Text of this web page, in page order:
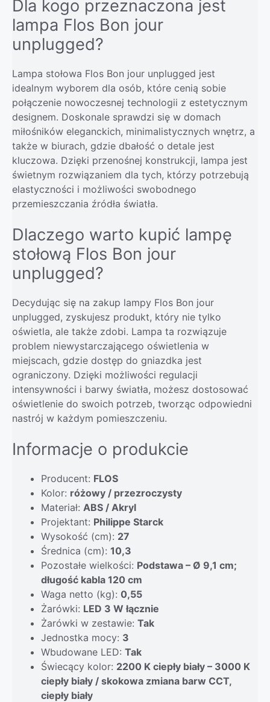
Dla kogo przeznaczona jest
lampa Flos Bon jour
unplugged?
Lampa stołowa Flos Bon jour unplugged jest
idealnym wyborem dla osób, które cenią sobie
połączenie nowoczesnej technologii z estetycznym
designem. Doskonale sprawdzi się w domach
miłośników eleganckich, minimalistycznych wnętrz, a
także w biurach, gdzie dbałość o detale jest
kluczowa. Dzięki przenośnej konstrukcji, lampa jest
świetnym rozwiązaniem dla tych, którzy potrzebują
elastyczności i możliwości swobodnego
przemieszczania źródła światła.
Dlaczego warto kupić lampę
stołową Flos Bon jour
unplugged?
Decydując się na zakup lampy Flos Bon jour
unplugged, zyskujesz produkt, który nie tylko
oświetla, ale także zdobi. Lampa ta rozwiązuje
problem niewystarczającego oświetlenia w
miejscach, gdzie dostęp do gniazdka jest
ograniczony. Dzięki możliwości regulacji
intensywności i barwy światła, możesz dostosować
oświetlenie do swoich potrzeb, tworząc odpowiedni
nastrój w każdym pomieszczeniu.
Informacje o produkcie
Producent: FLOS
Kolor: różowy / przezroczysty
Materiał: ABS / Akryl
Projektant: Philippe Starck
Wysokość (cm): 27
Średnica (cm): 10,3
Pozostałe wielkości: Podstawa – Ø 9,1 cm;
długość kabla 120 cm
Waga netto (kg): 0,55
Żarówki: LED 3 W łącznie
Żarówki w zestawie: Tak
Jednostka mocy: 3
Wbudowane LED: Tak
Świecący kolor: 2200 K ciepły biały – 3000 K
ciepły biały / skokowa zmiana barw CCT,
ciepły biały